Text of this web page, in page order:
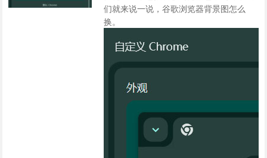
们就来说一说，谷歌浏览器背景图怎么
换。